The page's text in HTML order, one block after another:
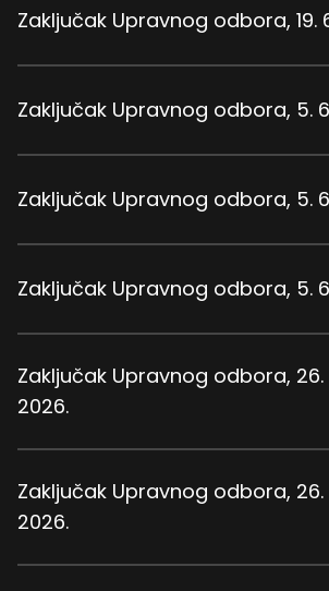
Zaključak Upravnog odbora, 19.
Zaključak Upravnog odbora, 5.
Zaključak Upravnog odbora, 5.
Zaključak Upravnog odbora, 5.
Zaključak Upravnog odbora, 26.
2026.
Zaključak Upravnog odbora, 26.
2026.